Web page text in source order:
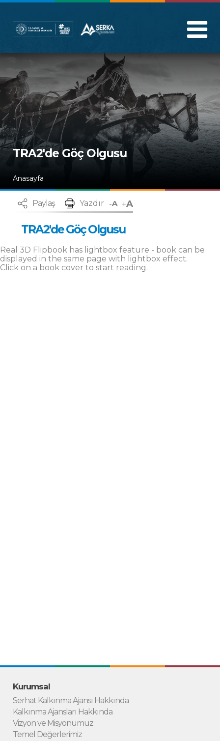
TRA2'de Göç Olgusu
Anasayfa
TRA2'de Göç Olgusu
Paylaş Yazdır -A +A
Real 3D Flipbook has lightbox feature - book can be
displayed in the same page with lightbox effect.
Click on a book cover to start reading.
Kurumsal
Serhat Kalkınma Ajansı Hakkında
Kalkınma Ajansları Hakkında
Vizyon ve Misyonumuz
Temel Değerlerimiz